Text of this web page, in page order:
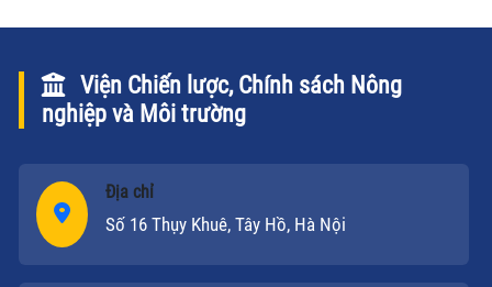
Viện Chiến lược, Chính sách Nông
nghiệp và Môi trường
Địa chỉ
Số 16 Thụy Khuê, Tây Hồ, Hà Nội